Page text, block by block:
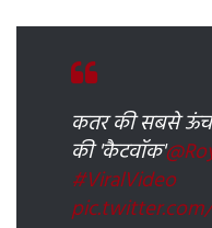
कतर की सबसे ऊंची
की 'कैटवॉक'
#ViralVideo